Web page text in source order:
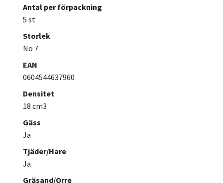
Antal per förpackning
5 st
Storlek
No 7
EAN
0604544637960
Densitet
18 cm3
Gäss
Ja
Tjäder/Hare
Ja
Gräsand/Orre